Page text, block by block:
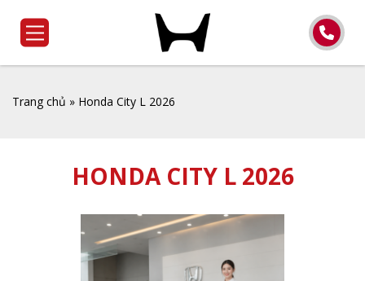
Trang chủ » Honda City L 2026
HONDA CITY L 2026